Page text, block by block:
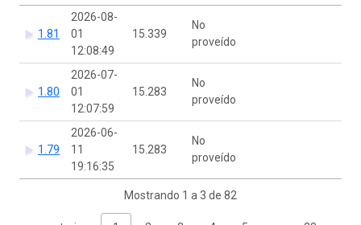
1.81
2026-08-
01
12:08:49
15.339
No
proveído
1.80
2026-07-
01
12:07:59
15.283
No
proveído
1.79
2026-06-
11
19:16:35
15.283
No
proveído
Mostrando 1 a 3 de 82